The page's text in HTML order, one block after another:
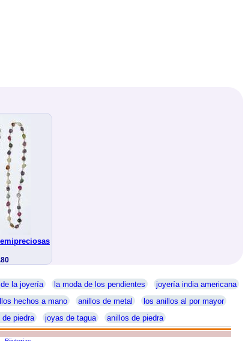
la joyería la moda de los pendientes
joyería india americana
hechos a mano anillos de metal
los anillos al por mayor
de piedra joyas de tagua anillos de piedra